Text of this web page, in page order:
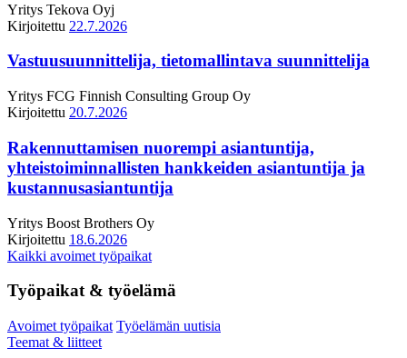
Yritys Tekova Oyj
Kirjoitettu 22.7.2026
Vastuusuunnittelija, tietomallintava suunnittelija
Yritys FCG Finnish Consulting Group Oy
Kirjoitettu 20.7.2026
Rakennuttamisen nuorempi asiantuntija,
yhteistoiminnallisten hankkeiden asiantuntija ja
kustannusasiantuntija
Yritys Boost Brothers Oy
Kirjoitettu 18.6.2026
Kaikki avoimet työpaikat
Työpaikat & työelämä
Avoimet työpaikat Työelämän uutisia
Teemat & liitteet